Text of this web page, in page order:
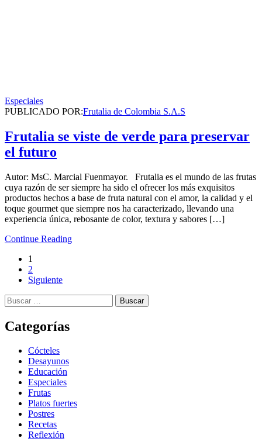
Especiales
PUBLICADO POR:Frutalia de Colombia S.A.S
Frutalia se viste de verde para preservar
el futuro
Autor: MsC. Marcial Fuenmayor. Frutalia es el mundo de las frutas
cuya razón de ser siempre ha sido el ofrecer los más exquisitos
productos hechos a base de fruta natural con el amor, la calidad y el
toque gourmet que siempre nos ha caracterizado, llevando una
experiencia única, rebosante de color, textura y sabores […]
Continue Reading
1
2
Siguiente
Categorías
Cócteles
Desayunos
Educación
Especiales
Frutas
Platos fuertes
Postres
Recetas
Reflexión